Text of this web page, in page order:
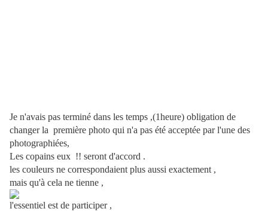
Je n'avais pas terminé dans les temps ,(1heure) obligation de
changer la première photo qui n'a pas été acceptée par l'une des
photographiées,
Les copains eux !! seront d'accord .
les couleurs ne correspondaient plus aussi exactement ,
mais qu'à cela ne tienne ,
l'essentiel est de participer ,